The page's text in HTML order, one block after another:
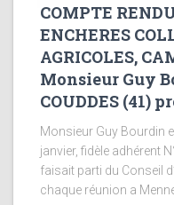
COMPTE
ENCHERES
AGRICOLES,
Monsieur Guy
COUDDES (41)
Monsieur Guy Bourdin
janvier, fidèle adhérent
faisait parti du Conseil
chaque réunion a